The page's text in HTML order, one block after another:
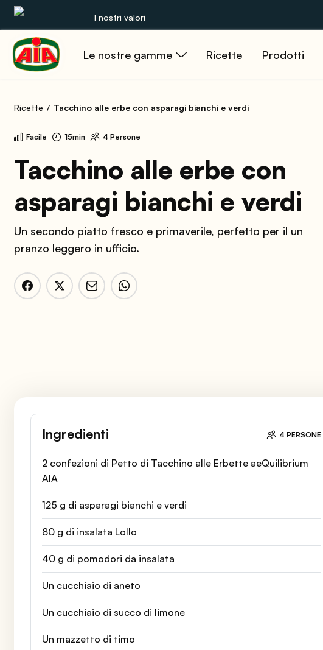
I nostri valori
Le nostre gamme Ricette Prodotti
Le nostre gamme
Guide
Mondo AIA
Ricette Tacchino alle erbe con asparagi bianchi e verdi
Facile 15min 4 Persone
Tacchino alle erbe con
asparagi bianchi e verdi
Un secondo piatto fresco e primaverile, perfetto per il un
pranzo leggero in ufficio.
Ingredienti 4 PERSONE
2 confezioni di Petto di Tacchino alle Erbette aeQuilibrium
AIA
125 g di asparagi bianchi e verdi
80 g di insalata Lollo
40 g di pomodori da insalata
Un cucchiaio di aneto
Un cucchiaio di succo di limone
Un mazzetto di timo